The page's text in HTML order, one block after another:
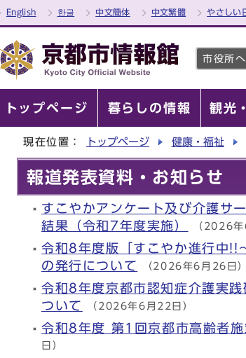
English 한글 中文簡体 中文繁體 やさしい
市役所
トップページ 暮らしの情報 観光
現在位置： トップページ 健康・福祉
報道発表資料・お知らせ
すこやかアンケート及び介護サ
結果（令和7年度実施） （2026
令和8年度版「すこやか進行中!!
の発行について （2026年6月26日）
令和8年度京都市認知症介護実
ついて （2026年6月22日）
令和8年度 第1回京都市高齢者施
日）